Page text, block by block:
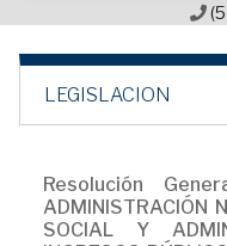
LEGISLACION
Resolución
ADMINISTRACIÓN
SOCIAL Y